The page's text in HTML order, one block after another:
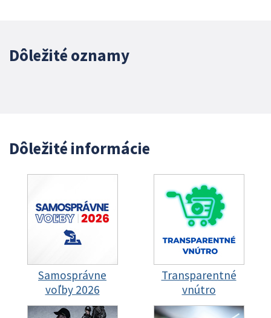
Dôležité oznamy
Dôležité informácie
Samosprávne
voľby 2026
Transparentné
vnútro